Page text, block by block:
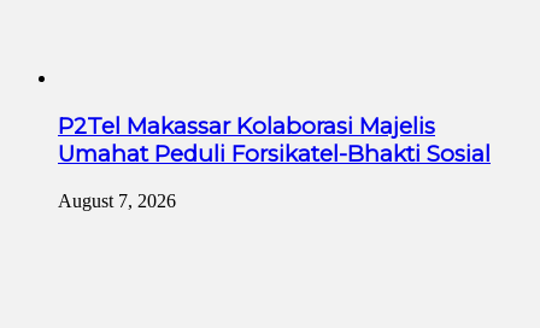
P2Tel Makassar Kolaborasi Majelis
Umahat Peduli Forsikatel-Bhakti Sosial
August 7, 2026